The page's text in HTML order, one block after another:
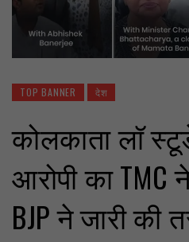
TOP BANNER देश
कोलकाता लॉ
आरोपी का
BJP ने जारी की